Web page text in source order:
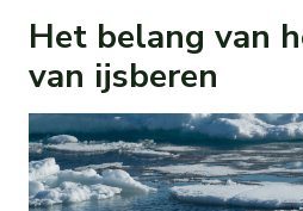
Het belang van
van ijsberen